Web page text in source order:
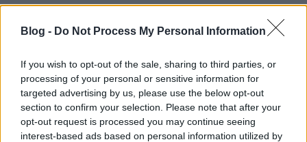
Blog - Do Not Process My Personal Information
If you wish to opt-out of the sale, sharing to third parties, or
processing of your personal or sensitive information for
targeted advertising by us, please use the below opt-out
section to confirm your selection. Please note that after your
opt-out request is processed you may continue seeing
interest-based ads based on personal information utilized by
megér egy önálló bejegyzést is.Nézzünk csak meg
egy átlag androidos alkalmazást. Első ránézésre el
lehet dönteni, hogy az adott appot teljes egészében
egy fejlesztő, vagy esetleg egy team dobta-e össze.
Miből…